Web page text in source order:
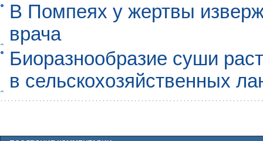
В Помпеях у жертвы
врача
Биоразнообразие суши
в сельскохозяйственных